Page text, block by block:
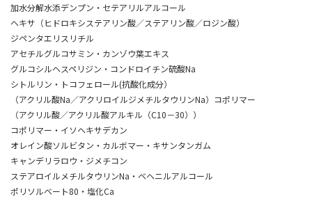
加水分解水添デンプン・セテアリルアルコール
ヘキサ（ヒドロキシステアリン酸／ステアリン酸／ロジン酸）
ジペンタエリスリチル
アセチルグルコサミン ・ カンゾウ葉エキス
グルコシルヘスペリジン ・ コンドロイチン硫酸Na
シトルリン・ トコフェロール(抗酸化成分）
（アクリル酸Na／アクリロイルジメチルタウリンNa）コポリマー
（アクリル酸／アクリル酸アルキル（C10－30））
コポリマー・イソヘキサデカン
オレイン酸ソルビタン・カルボマー・キサンタンガム
キャンデリラロウ・ジメチコン
ステアロイルメチルタウリンNa・ベヘニルアルコール
ポリソルベート80・塩化Ca